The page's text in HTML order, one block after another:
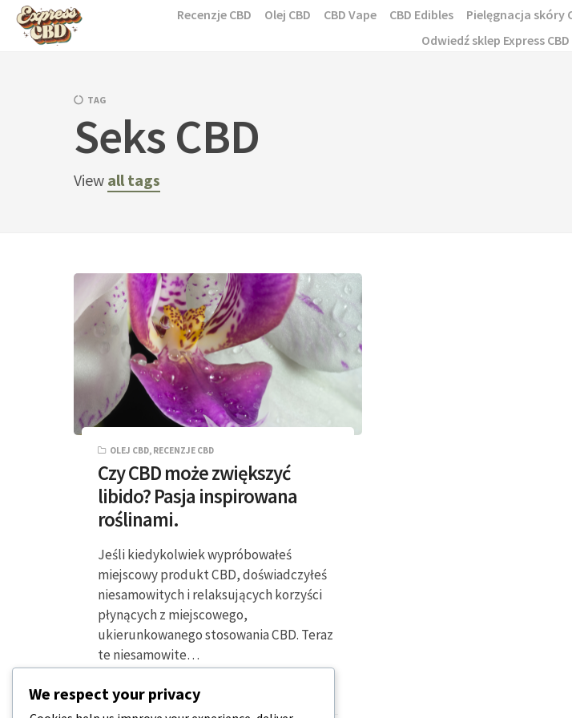
Skip
Recenzje CBD Olej CBD CBD Vape CBD Edibles Pielęgnacja skóry
Odwiedź sklep Express CBD
TAG
Seks CBD
View all tags
OLEJ CBD, RECENZJE CBD
Czy CBD może zwiększyć
libido? Pasja inspirowana
roślinami.
Jeśli kiedykolwiek wypróbowałeś
miejscowy produkt CBD, doświadczyłeś
niesamowitych i relaksujących korzyści
płynących z miejscowego,
ukierunkowanego stosowania CBD. Teraz
te niesamowite…
2 MINUTY CZYTANIA
We respect your privacy